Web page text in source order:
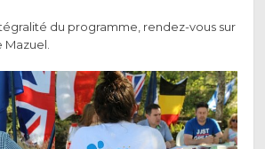
du programme, rendez-vous sur
Mazuel.